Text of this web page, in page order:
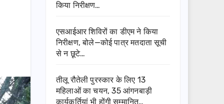
किया निरीक्षण…
एसआईआर शिविरों का डीएम ने किया
निरीक्षण, बोले—कोई पात्र मतदाता सूची
से न छूटे…
तीलू रौतेली पुरस्कार के लिए 13
महिलाओं का चयन, 35 आंगनबाड़ी
कार्यकर्तियां भी होंगी सम्मानित…